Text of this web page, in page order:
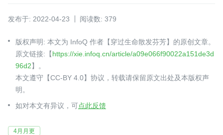
发布于: 2022-04-23 阅读数: 379
版权声明: 本文为 InfoQ 作者【穿过生命散发芬芳】的原创文章。
原文链接:【https://xie.infoq.cn/article/a09e066f90022a151de3d
96d2】。
本文遵守【CC-BY 4.0】协议，转载请保留原文出处及本版权声
明。
如对本文有异议，可点此反馈
4月月更